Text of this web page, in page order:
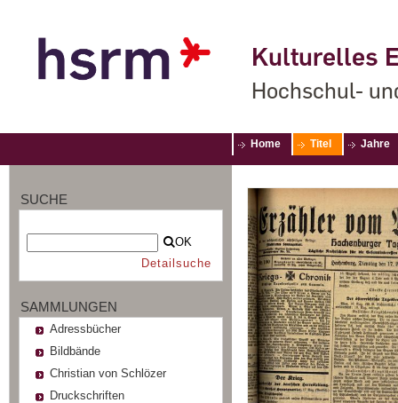
Kulturelles
Hochschul-
Home Titel Jahre
SUCHE
OK
Detailsuche
SAMMLUNGEN
Adressbücher
Bildbände
Christian von Schlözer
Druckschriften